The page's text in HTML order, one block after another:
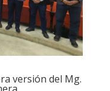
versión del Mg.